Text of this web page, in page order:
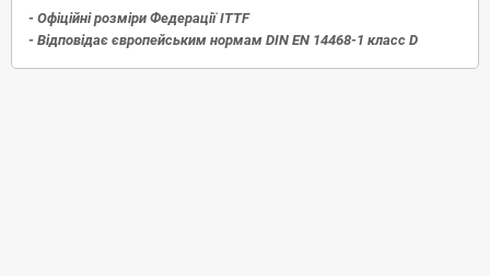
- Офіційні розміри Федерації ITTF
- Відповідає європейським нормам DIN EN 14468-1 класс D